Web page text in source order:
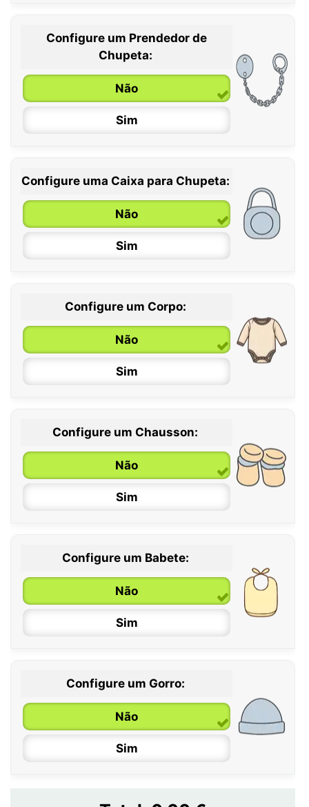
0 / 6 meses
6 / 36 meses
Configure um Prendedor de
Chupeta:
Não
Sim
Configure uma Caixa para Chupeta:
Não
Sim
Configure um Corpo:
Não
Sim
0 / 6 meses
6 / 12 meses
12 / 18 meses
Configure um Chausson:
Não
Sim
Configure um Babete:
Não
Sim
Configure um Gorro:
Não
Sim